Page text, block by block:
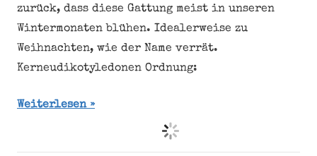
zurück, dass diese Gattung meist in unseren
Wintermonaten blühen. Idealerweise zu
Weihnachten, wie der Name verrät.
Kerneudikotyledonen Ordnung:
Weiterlesen